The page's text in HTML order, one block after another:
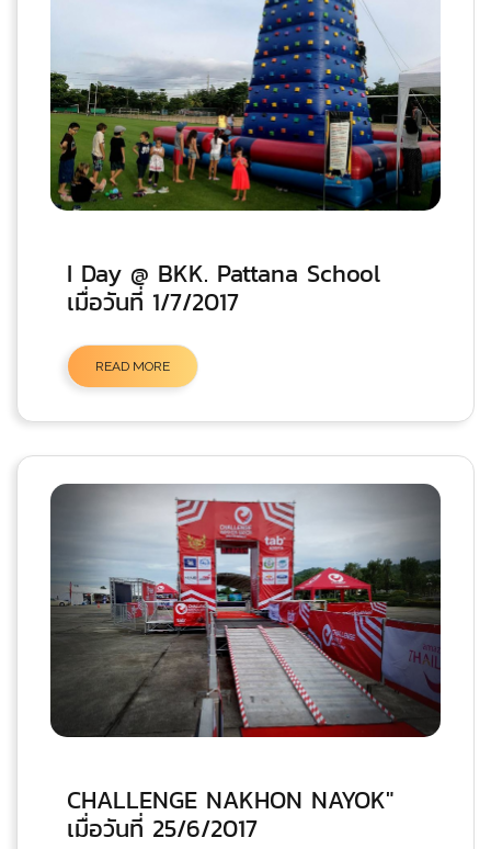
I Day @ BKK. Pattana School
เมื่อวันที่ 1/7/2017
READ MORE
CHALLENGE NAKHON NAYOK"
เมื่อวันที่ 25/6/2017